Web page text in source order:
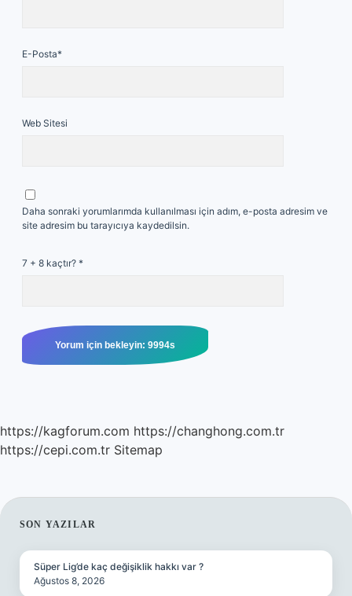
E-Posta*
Web Sitesi
Daha sonraki yorumlarımda kullanılması için adım, e-posta adresim ve
site adresim bu tarayıcıya kaydedilsin.
7 + 8 kaçtır? *
https://kagforum.com https://changhong.com.tr
https://cepi.com.tr Sitemap
SIDEBAR
SON YAZILAR
Süper Lig’de kaç değişiklik hakkı var ?
Ağustos 8, 2026